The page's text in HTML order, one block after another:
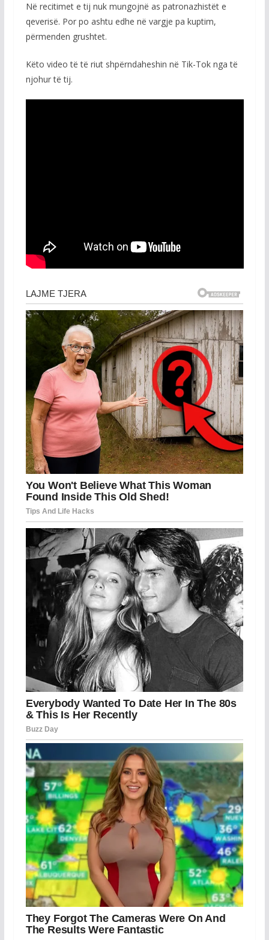
Në recitimet e tij nuk mungojnë as patronazhistët e
qeverisë. Por po ashtu edhe në vargje pa kuptim,
përmenden grushtet.
Këto video të të riut shpërndaheshin në Tik-Tok nga të
njohur të tij.